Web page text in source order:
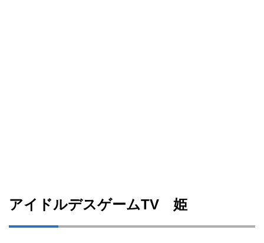
アイドルデスゲームTV 姫